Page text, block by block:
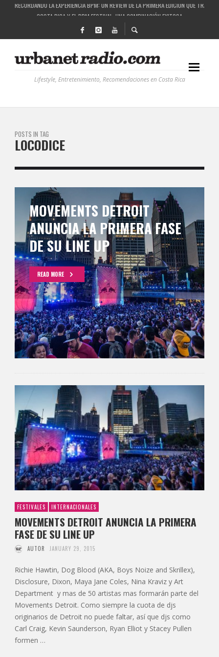
COSTA RICA Y EL BPM FESTIVAL: UNA COMBINACIÓN EXITOSA
RUTAS NATURBANAS: EL PROYECTO QUE ESTÁ TRANSFORMANDO LA CALIDAD DE
LA HISTORIA DETRÁS DE LA MÚSICA ELECTRÓNICA: BBC RADIOPHONIC WORKSHOP
Lifestyle, Entretenimiento, Recomendaciones en Costa Rica
POSTS IN TAG
LOCODICE
MOVEMENTS DETROIT
ANUNCIA LA PRIMERA FASE
DE SU LINE UP
READ MORE
FESTIVALES INTERNACIONALES
MOVEMENTS DETROIT ANUNCIA LA PRIMERA
FASE DE SU LINE UP
AUTOR JANUARY 29, 2015
Richie Hawtin, Dog Blood (AKA, Boys Noize and Skrillex),
Disclosure, Dixon, Maya Jane Coles, Nina Kraviz y Art
Department y mas de 50 artistas mas formarán parte del
Movements Detroit. Como siempre la cuota de djs
originarios de Detroit no puede faltar, así que djs como
Carl Craig, Kevin Saunderson, Ryan Elliot y Stacey Pullen
formen …